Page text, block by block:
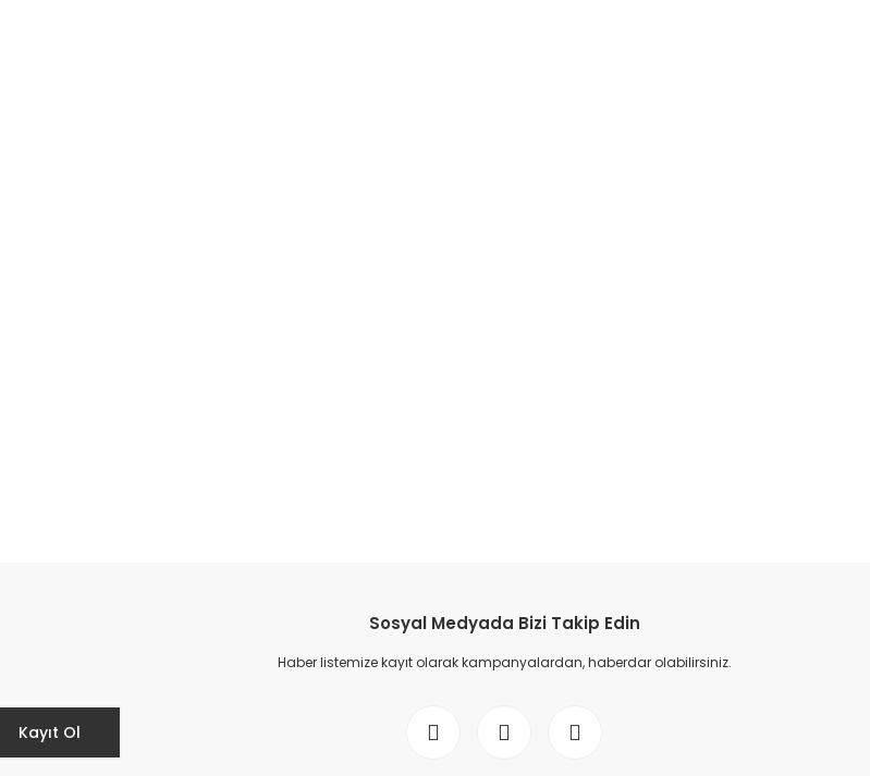
Kayıt Ol
Sosyal Medyada Bizi Takip Edin
Haber listemize kayıt olarak kampanyalardan, haberdar olabilirsiniz.